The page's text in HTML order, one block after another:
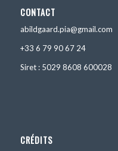
CONTACT
abildgaard.pia@gmail.com
+33 6 79 90 67 24
Siret : 5029 8608 600028
CRÉDITS